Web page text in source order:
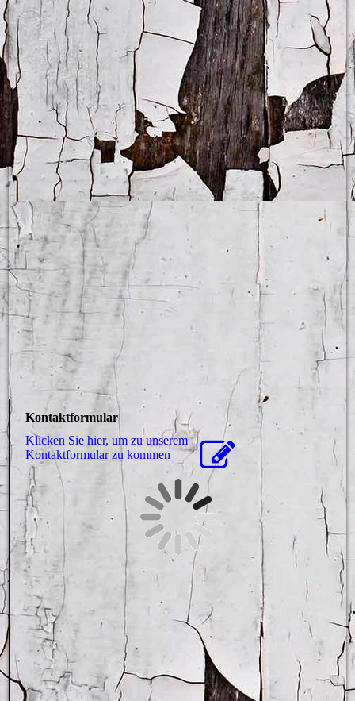
Abends in der Lounge bei Baumanns Hof
Kontaktformular
Klicken Sie hier, um zu unserem
Kon­takt­for­mu­lar zu kommen